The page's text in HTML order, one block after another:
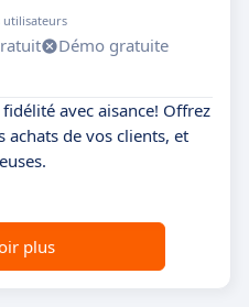
utilisateurs
Démo gratuite
avec aisance! Offrez
achats de vos clients, et
plus